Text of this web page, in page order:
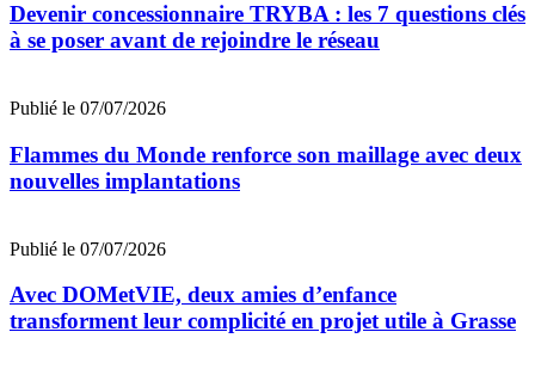
Devenir concessionnaire TRYBA : les 7 questions clés
à se poser avant de rejoindre le réseau
Publié le 07/07/2026
Flammes du Monde renforce son maillage avec deux
nouvelles implantations
Publié le 07/07/2026
Avec DOMetVIE, deux amies d’enfance
transforment leur complicité en projet utile à Grasse